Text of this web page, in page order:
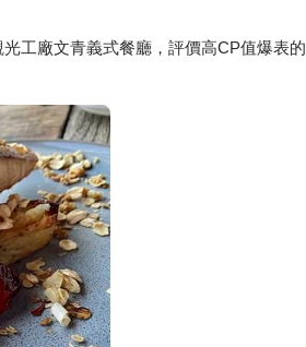
工廠文青義式餐廳，評價高CP值爆表的